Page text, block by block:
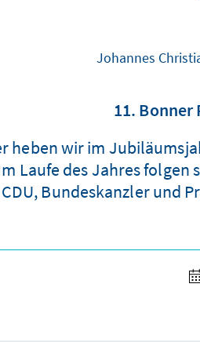
Johannes
11. Bonner
heben wir im
Laufe des Jahres
CDU, Bundeskanzler und